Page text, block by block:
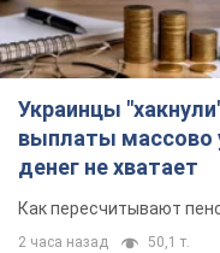
Украинцы
выплаты массово
денег не хватает
Как пересчитывают
2 часа назад 50,1 т.